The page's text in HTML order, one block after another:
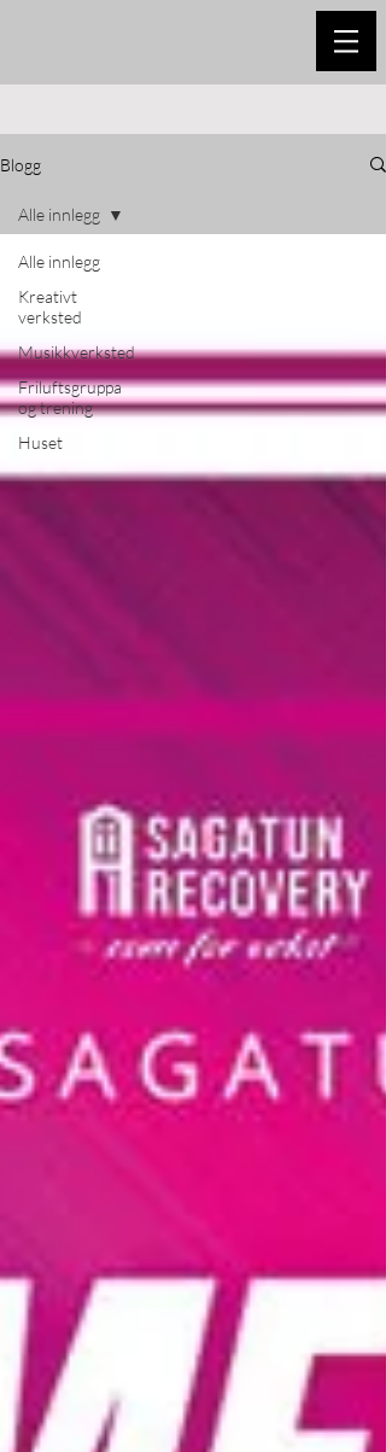
Blogg
Alle innlegg
Kreativt
verksted
Musikkverksted
Friluftsgruppa
og trening
Huset
Alle innlegg